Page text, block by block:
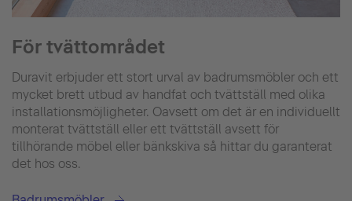
För tvättområdet
Duravit erbjuder ett stort urval av badrumsmöbler och ett
mycket brett utbud av handfat och tvättställ med olika
installationsmöjligheter. Oavsett om det är en individuellt
monterat tvättställ eller ett tvättställ avsett för
tillhörande möbel eller bänkskiva så hittar du garanterat
det hos oss.